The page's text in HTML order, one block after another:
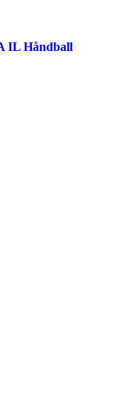
IL Håndball